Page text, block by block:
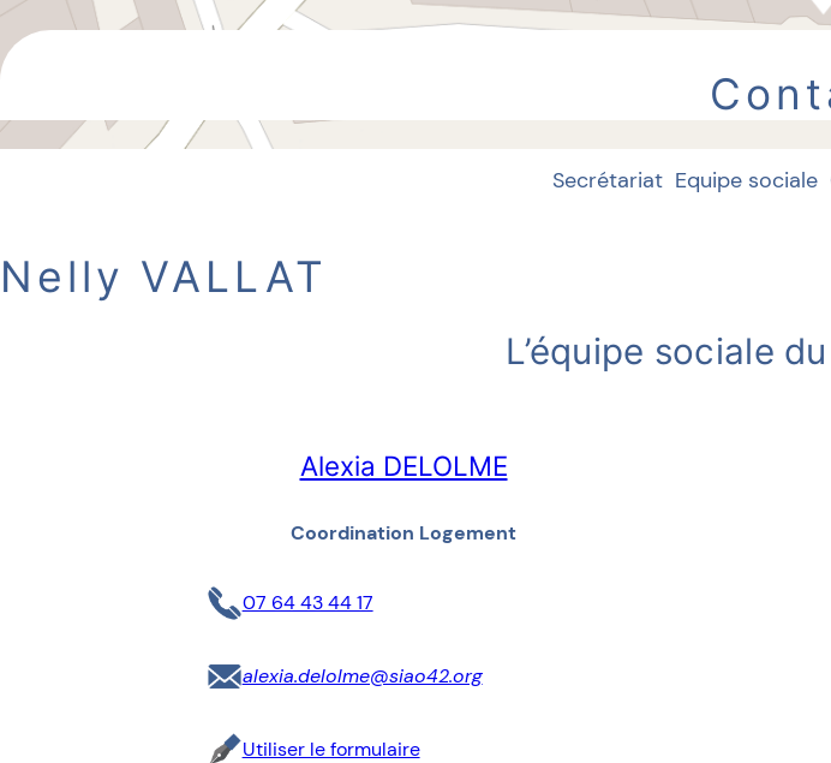
Secrétariat Equipe sociale
Nelly VALLAT
L’équipe sociale
Alexia DELOLME
Coordination Logement
07 64 43 44 17
alexia.delolme@siao42.org
Utiliser le formulaire